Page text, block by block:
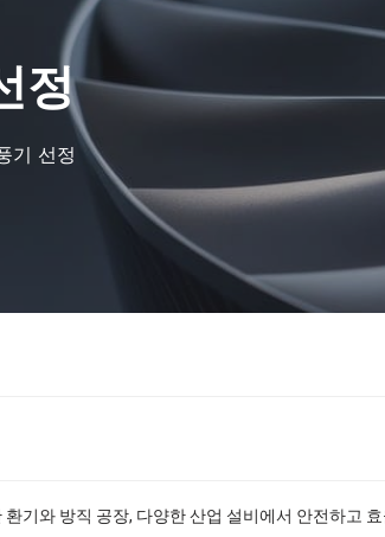
정
기 선정
환기와 방직 공장, 다양한 산업 설비에서 안전하고